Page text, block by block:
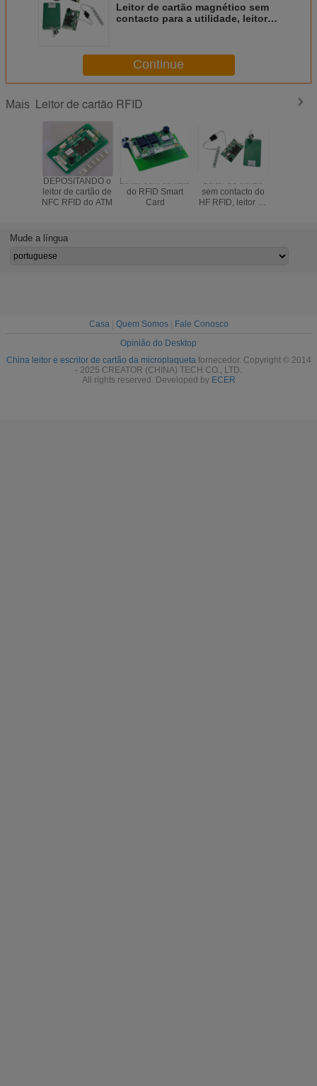
Leitor de cartão magnético sem
contacto para a utilidade, leitor
Continue
Mais Leitor de cartão RFID
DEPOSITANDO o
leitor de cartão de
NFC RFID do ATM
Leitor sem contato
do RFID Smart
Card
Leitor de cartão
sem contacto do
HF RFID, leitor de
do leitor
Mude a língua
Casa| Quem Somos|
Fale Conosco
Opinião do Desktop
China leitor e escritor de cartão da microplaquetafornecedor. Copyright © 2014
- 2025 CREATOR (CHINA) TECH CO., LTD.
All rights reserved. Developed by ECER